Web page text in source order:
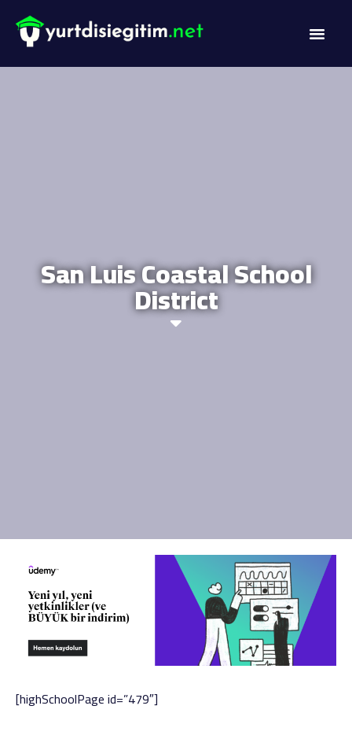
San Luis Coastal School
District
[highSchoolPage id=”479″]